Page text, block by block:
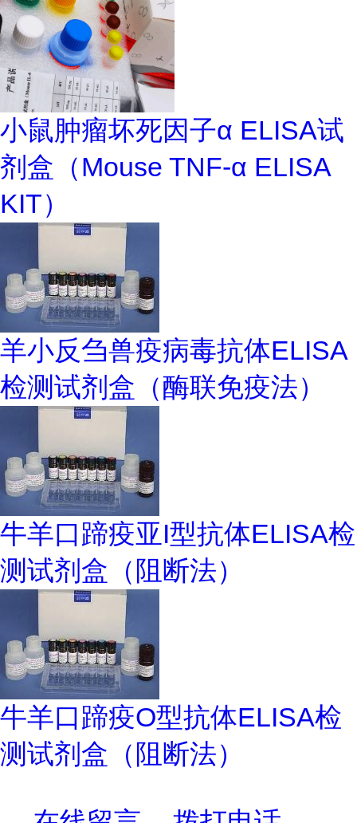
小鼠肿瘤坏死因子α ELISA试
剂盒（Mouse TNF-α ELISA
KIT）
羊小反刍兽疫病毒抗体ELISA
检测试剂盒（酶联免疫法）
牛羊口蹄疫亚I型抗体ELISA检
测试剂盒（阻断法）
牛羊口蹄疫O型抗体ELISA检
测试剂盒（阻断法）